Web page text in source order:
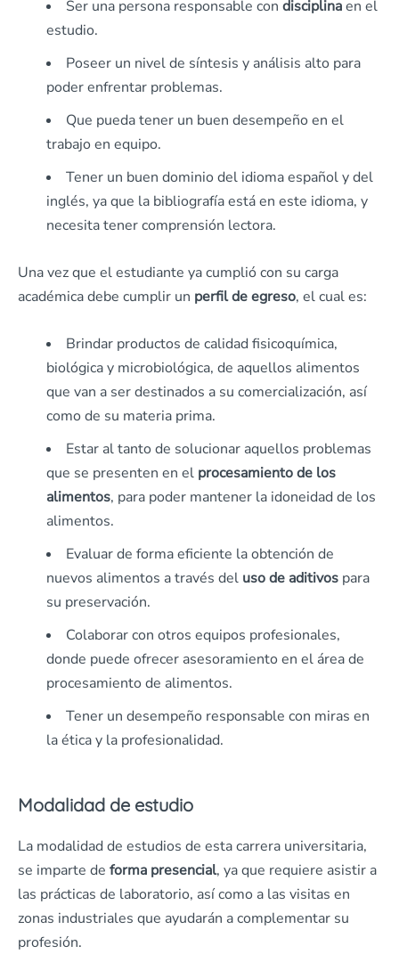
Ser una persona responsable con disciplinaen el
estudio.
Poseer un nivel de síntesis y análisis alto para
poder enfrentar problemas.
Que pueda tener un buen desempeño en el
trabajo en equipo.
Tener un buen dominio del idioma español y del
inglés, ya que la bibliografía está en este idioma, y
necesita tener comprensión lectora.
Una vez que el estudiante ya cumplió con su carga
académica debe cumplir un perfil de egreso, el cual es:
Brindar productos de calidad fisicoquímica,
biológica y microbiológica, de aquellos alimentos
que van a ser destinados a su comercialización, así
como de su materia prima.
Estar al tanto de solucionar aquellos problemas
que se presenten en el procesamientode los
alimentos, para poder mantener la idoneidad de los
alimentos.
Evaluar de forma eficiente la obtención de
nuevos alimentos a través del uso de aditivos para
su preservación.
Colaborar con otros equipos profesionales,
donde puede ofrecer asesoramiento en el área de
procesamiento de alimentos.
Tener un desempeño responsable con miras en
la ética y la profesionalidad.
Modalidad de estudio
La modalidad de estudios de esta carrera universitaria,
se imparte de forma presencial, ya que requiere asistir a
las prácticas de laboratorio, así como a las visitas en
zonas industriales que ayudarán a complementar su
profesión.